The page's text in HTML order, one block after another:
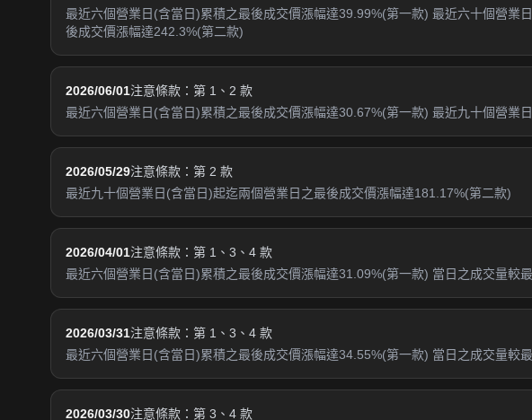
最近六個營業日(含當日)累積之最後成交價漲幅達39.99%(第一款) 最近六十個營
後成交價漲幅達242.3%(第二款)
2026/06/01注意條款：第 1、2 款
最近六個營業日(含當日)累積之最後成交價漲幅達30.67%(第一款) 最近九十個營業
2026/05/29注意條款：第 2 款
最近九十個營業日(含當日)起迄兩個營業日之最後成交價漲幅達181.17%(第二款)
2026/04/01注意條款：第 1、3、4 款
最近六個營業日(含當日)累積之最後成交價漲幅達31.09%(第一款) 當日之成交量
2026/03/31注意條款：第 1、3、4 款
最近六個營業日(含當日)累積之最後成交價漲幅達34.55%(第一款) 當日之成交量
2026/03/30注意條款：第 3、4 款